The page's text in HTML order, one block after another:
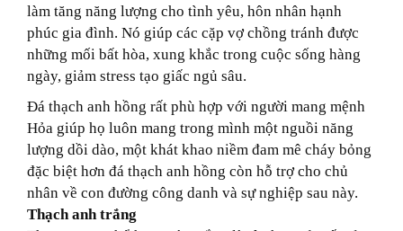
làm tăng năng lượng cho tình yêu, hôn nhân hạnh
phúc gia đình. Nó giúp các cặp vợ chồng tránh được
những mối bất hòa, xung khắc trong cuộc sống hàng
ngày, giảm stress tạo giấc ngủ sâu.
Đá thạch anh hồng rất phù hợp với người mang mệnh
Hỏa giúp họ luôn mang trong mình một nguồi năng
lượng dồi dào, một khát khao niềm đam mê cháy bỏng
đặc biệt hơn đá thạch anh hồng còn hỗ trợ cho chủ
nhân về con đường công danh và sự nghiệp sau này.
Thạch anh trắng